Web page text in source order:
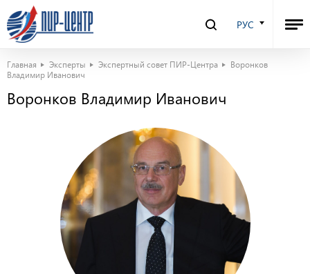
РУС
Главная Эксперты Экспертный совет ПИР-Центра
Воронков
Владимир Иванович
Воронков Владимир Иванович